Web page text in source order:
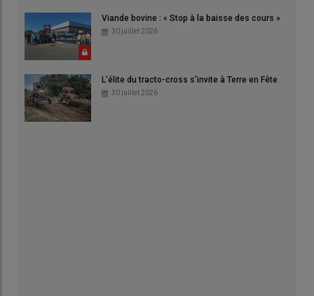
Viande bovine : « Stop à la baisse des cours »
30 juillet 2026
L'élite du tracto-cross s'invite à Terre en Fête
30 juillet 2026